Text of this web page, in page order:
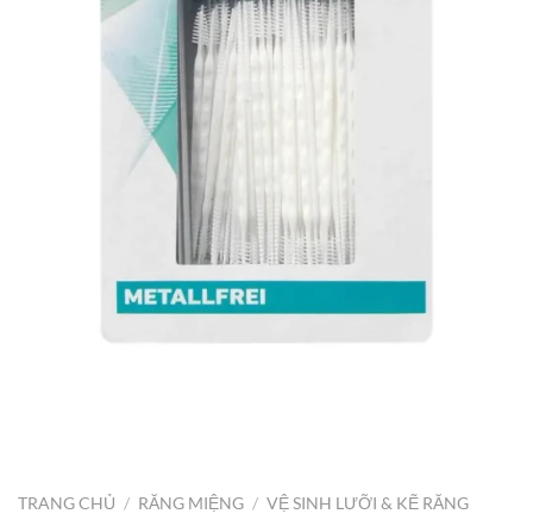
TRANG CHỦ / RĂNG MIỆNG / VỆ SINH LƯỠI & KẼ RĂNG